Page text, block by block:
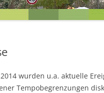
EINEN BLICK
wurden u.a. aktuelle
Tempobegrenzungen